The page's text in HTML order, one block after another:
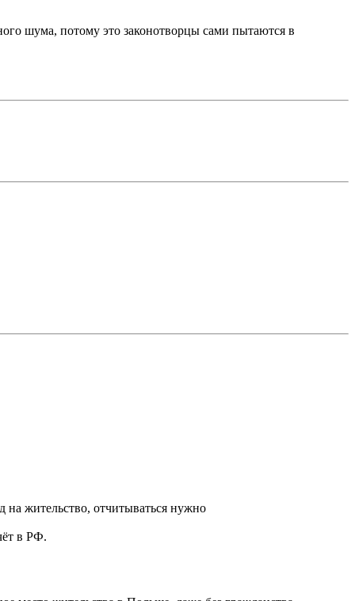
шума, потому это законотворцы сами пытаются в
жительство, отчитываться нужно
в РФ.